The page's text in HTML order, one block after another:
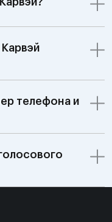
телефона и